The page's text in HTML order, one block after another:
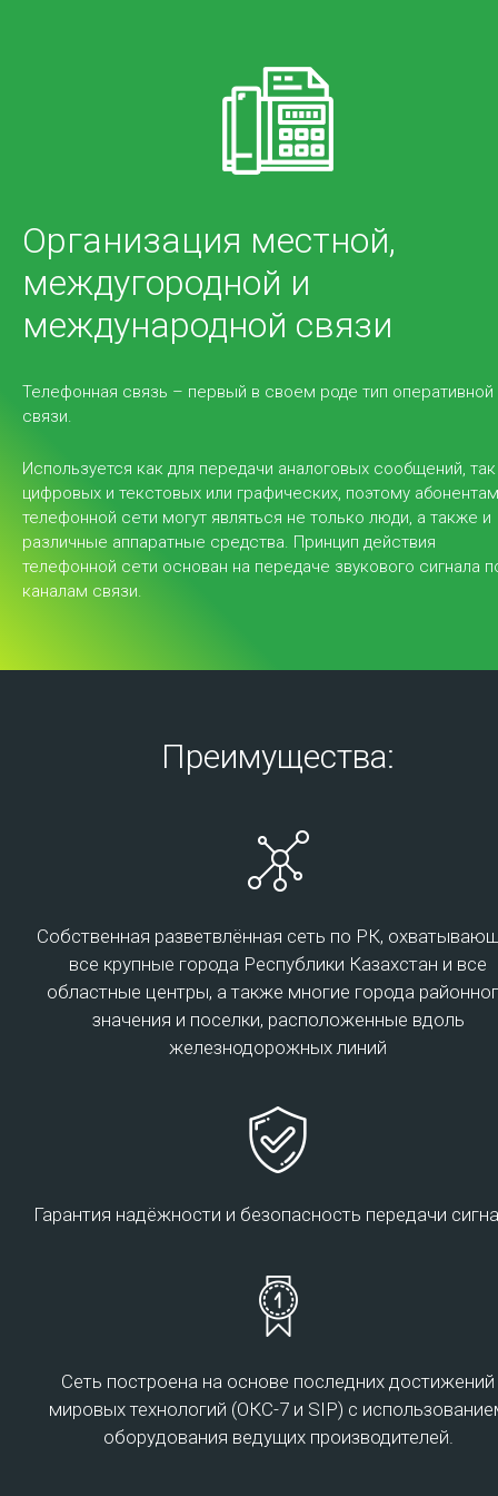
Услуги
сервисной службы для сбора и распределения
обращений в ИТ-поддержку для более
эффективной работы с корпоративными
пользователями.
Организация местной,
междугородной и
международной связи
Телефонная связь – первый в своем роде тип оперативной
связи.
Используется как для передачи аналоговых сообщений, так
цифровых и текстовых или графических, поэтому
телефонной сети могут являться не только люди, а также и
различные аппаратные средства. Принцип действия
телефонной сети основан на передаче звукового сигнала
каналам связи.
Преимущества:
Собственная разветвлённая сеть по РК,
все крупные города Республики Казахстан и все
областные центры, а также многие города
значения и поселки, расположенные вдоль
железнодорожных линий
Гарантия надёжности и безопасность передачи
Сеть построена на основе последних достижений
мировых технологий (ОКС-7 и SIP) с
оборудования ведущих производителей.
Центр обработки данных
Virtual Data Center
затрат на ИТ - является переход к услугам
облачного провайдера с целью увеличение
спектра решаемых задач, улучшения
безопасности информационного обмена и
сокращения расходов. Дата-центры Transtelecom
соответствуют стандартам надежности Tier 3
Co-location
серверов на специальных площадках АО
«Транстелеком» с целью поддержки
функционирования сервера заказчика при помощи
многоуровневого резервирования каналов связи,